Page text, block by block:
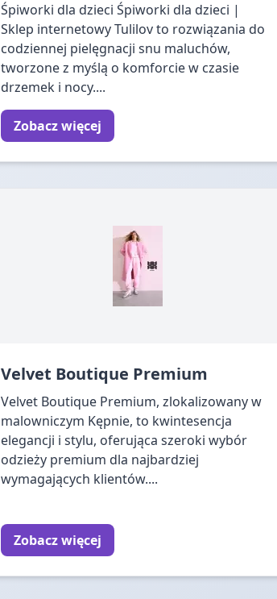
Śpiworki dla dzieci Śpiworki dla dzieci |
Sklep internetowy Tulilov to rozwiązania do
codziennej pielęgnacji snu maluchów,
tworzone z myślą o komforcie w czasie
drzemek i nocy....
Zobacz więcej
Velvet Boutique Premium
Velvet Boutique Premium, zlokalizowany w
malowniczym Kępnie, to kwintesencja
elegancji i stylu, oferująca szeroki wybór
odzieży premium dla najbardziej
wymagających klientów....
Zobacz więcej